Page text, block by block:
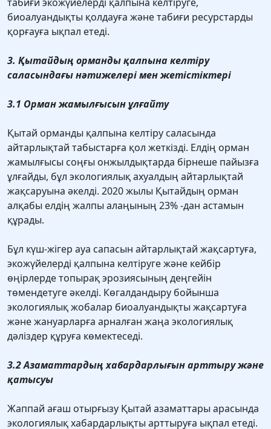
биоалуандықты қолдауға және табиғи ресурстарды
қорғауға ықпал етеді.
3. Қытайдың орманды қалпына келтіру
саласындағы нәтижелері мен жетістіктері
3.1 Орман жамылғысын ұлғайту
Қытай орманды қалпына келтіру саласында
айтарлықтай табыстарға қол жеткізді. Елдің орман
жамылғысы соңғы онжылдықтарда бірнеше пайызға
ұлғайды, бұл экологиялық ахуалдың айтарлықтай
жақсаруына әкелді. 2020 жылы Қытайдың орман
алқабы елдің жалпы алаңының 23% -дан астамын
құрады.
Бұл күш-жігер ауа сапасын айтарлықтай жақсартуға,
экожүйелерді қалпына келтіруге және кейбір
өңірлерде топырақ эрозиясының деңгейін
төмендетуге әкелді. Көгалдандыру бойынша
экологиялық жобалар биоалуандықты жақсартуға
және жануарларға арналған жаңа экологиялық
дәліздер құруға көмектеседі.
3.2 Азаматтардың хабардарлығын арттыру және
қатысуы
Жаппай ағаш отырғызу Қытай азаматтары арасында
экологиялық хабардарлықты арттыруға ықпал етеді.